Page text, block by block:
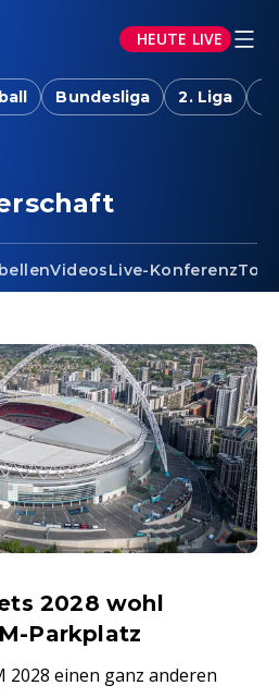
HEUTE LIVE
Bundesliga 2. Liga
VideosLive-Konferenz
2028 wohl
Parkplatz
2028 einen ganz anderen